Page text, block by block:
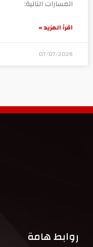
المسارات التالية:
اقرأ المزيد »
07/07/2026
روابط هامة